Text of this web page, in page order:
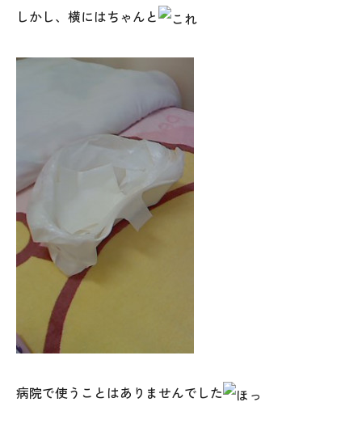
しかし、横にはちゃんと
病院で使うことはありませんでした